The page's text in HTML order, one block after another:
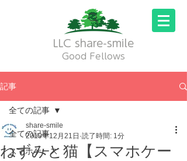
LLC share-smile
Good Fellows
記事
全ての記事
スマホケース
全ての記事
ねずみと猫【スマホケー
share-smile
2019年12月21日 読了時間: 1分